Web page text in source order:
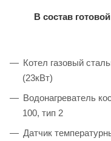
В состав готовой
Котел газовый
(23кВт)
Водонагреватель
100, тип 2
Датчик